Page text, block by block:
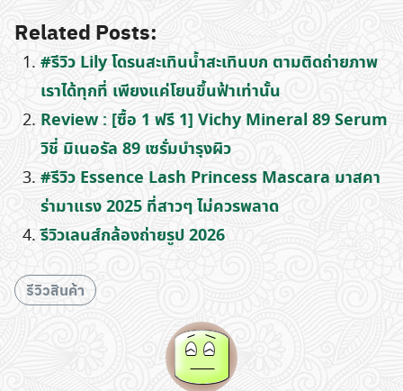
Related Posts:
#รีวิว Lily โดรนสะเทินน้ําสะเทินบก ตามติดถ่ายภาพ
เราได้ทุกที่ เพียงแค่โยนขึ้นฟ้าเท่านั้น
Review : [ซื้อ 1 ฟรี 1] Vichy Mineral 89 Serum
วิชี่ มิเนอรัล 89 เซรั่มบำรุงผิว
#รีวิว Essence Lash Princess Mascara มาสคา
ร่ามาแรง 2025 ที่สาวๆ ไม่ควรพลาด
รีวิวเลนส์กล้องถ่ายรูป 2026
รีวิวสินค้า